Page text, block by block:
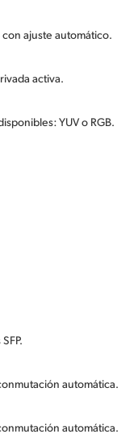
ajuste automático.
activa.
YUV o RGB.
automática.
automática.